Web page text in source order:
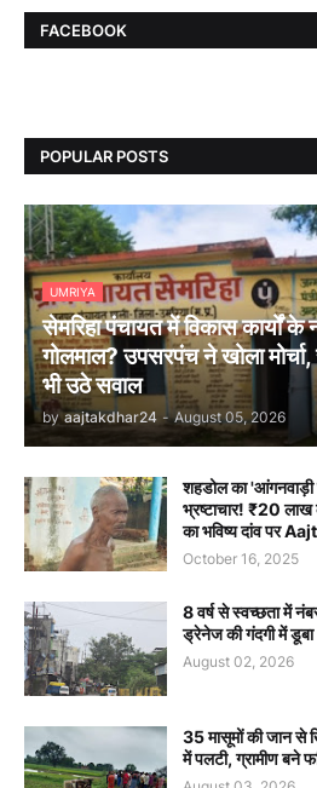
FACEBOOK
POPULAR POSTS
UMRIYA
सेमरिहा पंचायत में विकास कार्यों के
गोलमाल? उपसरपंच ने खोला
भी उठे सवाल
by aajtakdhar24 - August 05, 2026
शहडोल का
भ्रष्टाचार! ₹20 लाख
का भविष्य दांव पर
October 16, 2025
8 वर्ष से स्वच्छता में
ड्रेनेज की गंदगी में डूबा
August 02, 2026
35 मासूमों की जान से
में पलटी, ग्रामीण बने